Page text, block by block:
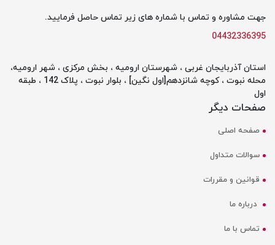
جهت مشاوره و تماس با شماره های زیر تماس حاصل فرمایید.
04432336395
استان آذربایجان غربی ، شهرستان ارومیه ، بخش مرکزی ، شهر ارومیه،
محله نبوت ، کوچه شانزدهم[اول نگین] ، بلوار نبوت ، پلاک 142 ، طبقه
اول
صفحات دیگر
صفحه اصلی
سوالات متداول
قوانین و مقررات
درباره ما
تماس با ما